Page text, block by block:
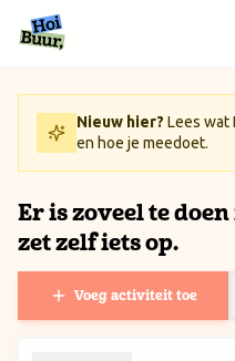
Ga naar inhoud / Skip to
Nieuw hier? Lees wat
en hoe je meedoet.
Er is zoveel te
zet zelf iets op.
Voeg activiteit toe